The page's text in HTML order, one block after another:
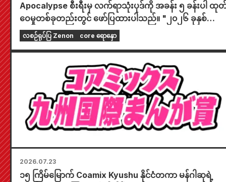
Apocalypse စီးရီးမှ လက်ရာသုံးပုဒ်ကို အခန်း ၅ ခန်းပါ ထု
ဝေမှုတစ်ခုတည်းတွင် ဖော်ပြထားပါသည်။ "၂၀၂၆ ခုနှစ်
စက်တင်ဘာလထုတ် Monthly Comic Zenon" ကို ဇူလိုင်လ
၂၄ ရက်နေ့တွင် ရောင်းချပေးပါမည်။
လစဉ်ရုပ်ပြ Zenon core ရောနှော
2026.07.23
၁၅ ကြိမ်မြောက် Coamix Kyushu နိုင်ငံတကာ မန်ဂါဆုရဲ့